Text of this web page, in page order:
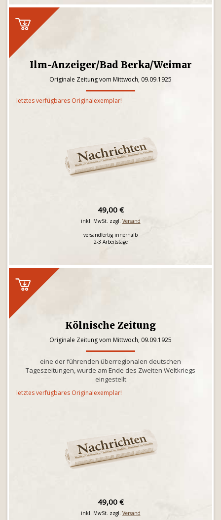
Ilm-Anzeiger/Bad Berka/Weimar
Originale Zeitung vom Mittwoch, 09.09.1925
letztes verfügbares Originalexemplar!
49,00 €
inkl. MwSt. zzgl. Versand
versandfertig innerhalb
2-3 Arbeitstage
Kölnische Zeitung
Originale Zeitung vom Mittwoch, 09.09.1925
eine der führenden überregionalen deutschen
Tageszeitungen, wurde am Ende des Zweiten Weltkriegs
eingestellt
letztes verfügbares Originalexemplar!
49,00 €
inkl. MwSt. zzgl. Versand